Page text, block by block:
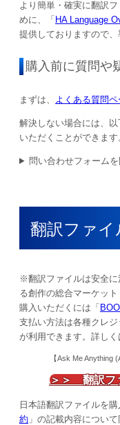
より簡単・確実に翻訳
めに、「 HA Language
提供しておりますので、
購入前に質問や
まずは、 よくある質問ペ
解決しない場合には、
いただくことができます
問い合わせフォームを
翻訳ファイ
※翻訳ファイルは安全に
る創作の総合マーケット
購入いただくには「
支払い方法は各種クレ
が利用できます。詳しく
【Ask Me Anything
＞＞ 翻訳フ
日本語翻訳ファイルを
約 」の記載内容につい